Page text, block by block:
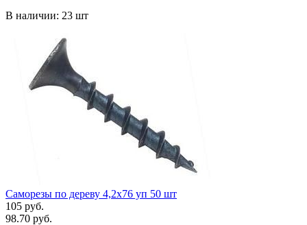
В наличии: 23 шт
Саморезы по дереву 4,2х76 уп 50 шт
105 руб.
98.70 руб.